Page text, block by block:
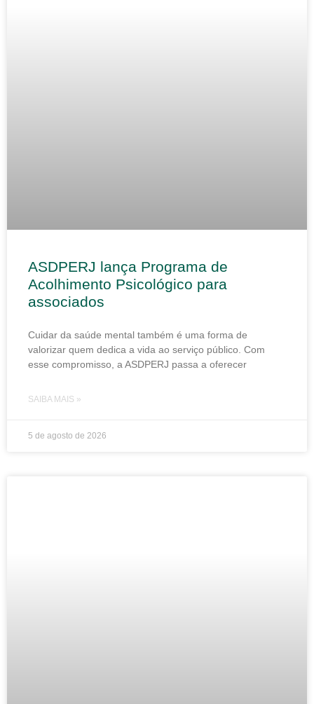
ASDPERJ lança Programa de
Acolhimento Psicológico para
associados
Cuidar da saúde mental também é uma forma de
valorizar quem dedica a vida ao serviço público. Com
esse compromisso, a ASDPERJ passa a oferecer
SAIBA MAIS »
5 de agosto de 2026